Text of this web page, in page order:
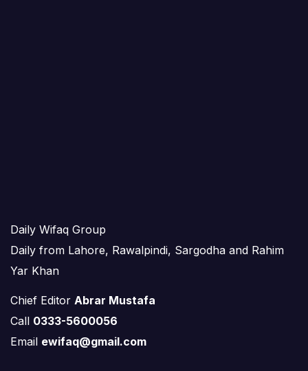
Daily Wifaq Group
Daily from Lahore, Rawalpindi, Sargodha and Rahim
Yar Khan
Chief Editor Abrar Mustafa
Call 0333-5600056
Email ewifaq@gmail.com